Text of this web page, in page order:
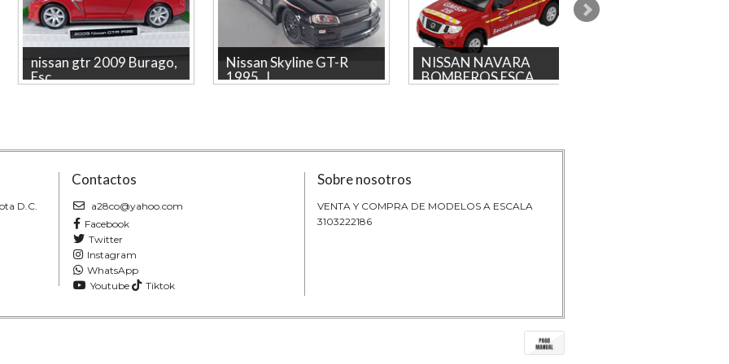
nissan gtr 2009 Burago,
Esc...
Nissan Skyline GT-R
1995, J...
NISSAN NAVARA
BOMBEROS ESCA...
D.C.
Contactos
a28co@yahoo.com
Facebook
Twitter
Instagram
WhatsApp
Youtube
Tiktok
Sobre nosotros
VENTA Y COMPRA DE MODELOS A ESCALA
3103222186